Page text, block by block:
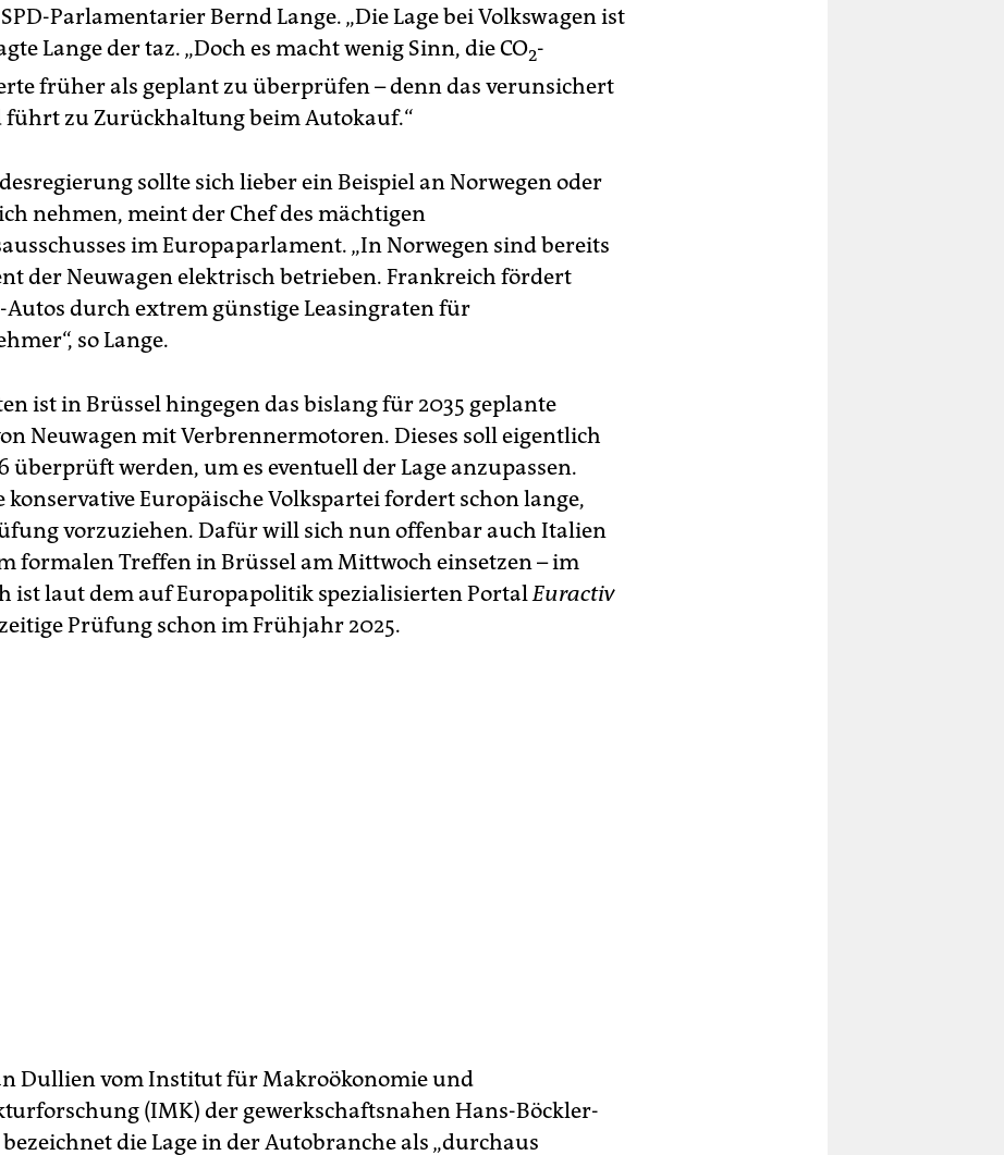
Parlamentarier Bernd Lange. „Die Lage bei Volkswagen ist
Lange der taz. „Doch es macht wenig Sinn, die CO2-
früher als geplant zu überprüfen – denn das verunsichert
zu Zurückhaltung beim Autokauf.“
sollte sich lieber ein Beispiel an Norwegen oder
nehmen, meint der Chef des mächtigen
im Europaparlament. „In Norwegen sind bereits
der Neuwagen elektrisch betrieben. Frankreich fördert
Autos durch extrem günstige Leasingraten für
so Lange.
ist in Brüssel hingegen das bislang für 2035 geplante
Neuwagen mit Verbrennermotoren. Dieses soll eigentlich
überprüft werden, um es eventuell der Lage anzupassen.
konservative Europäische Volkspartei fordert schon lange,
vorzuziehen. Dafür will sich nun offenbar auch Italien
formalen Treffen in Brüssel am Mittwoch einsetzen – im
ist laut dem auf Europapolitik spezialisierten PortalEuractiv
Prüfung schon im Frühjahr 2025.
Dullien vom Institut für Makroökonomie und
(IMK) der gewerkschaftsnahen Hans-Böckler-
die Lage in der Autobranche als „durchaus